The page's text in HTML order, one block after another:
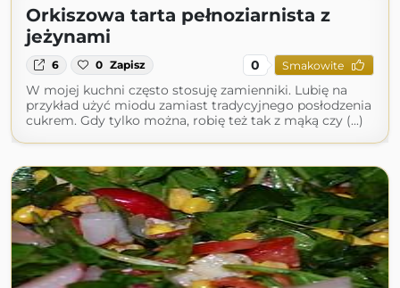
Orkiszowa tarta pełnoziarnista z
jeżynami
6 0 Zapisz 0 Smakowite
W mojej kuchni często stosuję zamienniki. Lubię na
przykład użyć miodu zamiast tradycyjnego posłodzenia
cukrem. Gdy tylko można, robię też tak z mąką czy (...)